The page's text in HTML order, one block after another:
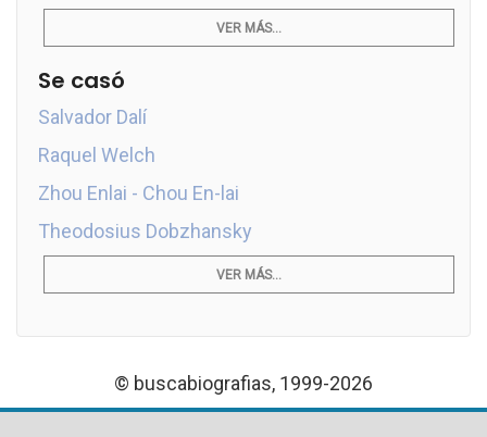
VER MÁS...
Se casó
Salvador Dalí
Raquel Welch
Zhou Enlai - Chou En-lai
Theodosius Dobzhansky
VER MÁS...
© buscabiografias, 1999-2026